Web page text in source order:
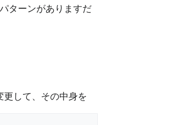
ターンがありますだ
して、その中身を